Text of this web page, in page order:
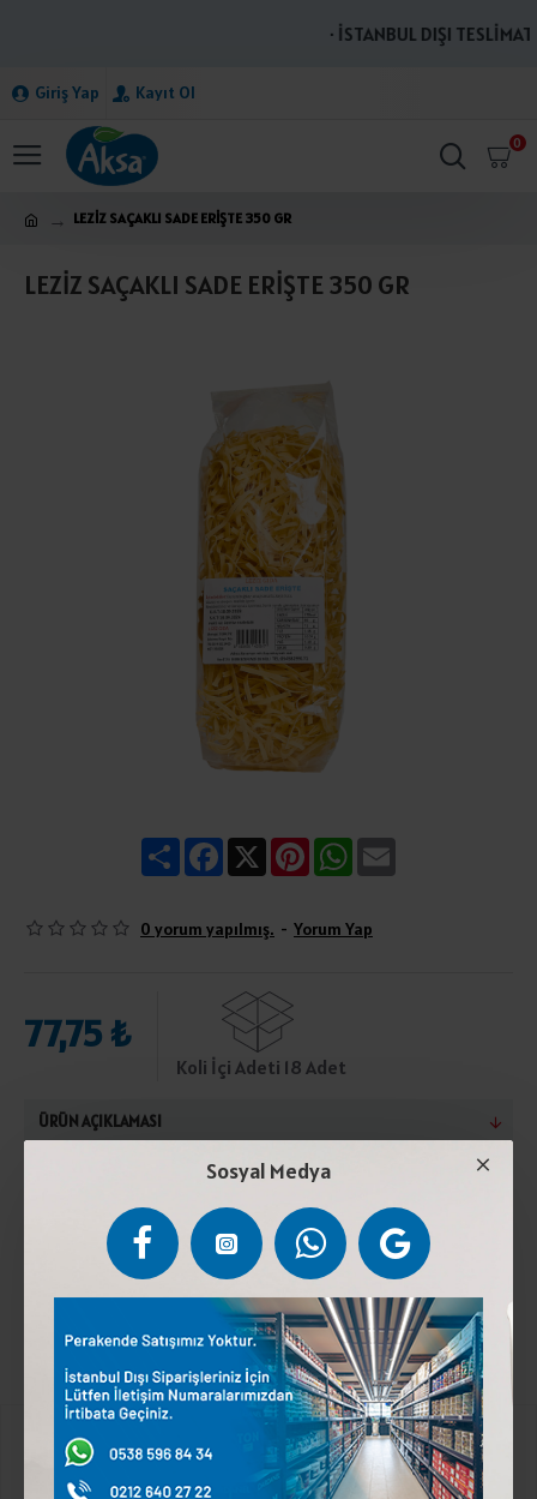
Sosyal Medya
· İSTANBUL DIŞI
Giriş Yap Kayıt Ol
0
LEZİZ SAÇAKLI SADE ERİŞTE 350 GR
LEZİZ SAÇAKLI SADE ERİŞTE 350 GR
ShareFacebook
X PinterestWhatsApp
0 yorum yapılmış. - Yorum Yap
77,75 ₺
Koli İçi Adeti 18 Adet
ÜRÜN AÇIKLAMASI
Durum buğday unu, yumurta, kayatuzu. Serin, kuru ve
güneş görmeyen yerde muhafaza ediniz. Gluten ve
yumurta içerir
Kurumsal